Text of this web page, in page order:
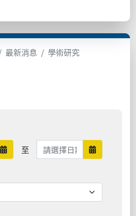
最新消息 學術研究
日期範圍開始
至 日期範圍結束 日期範圍